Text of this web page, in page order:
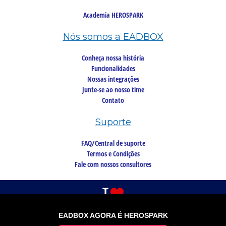
EADBOX AGORA É HEROSPARK
Academia HEROSPARK
Nós somos a EADBOX
Conheça nossa história
Funcionalidades
Nossas integrações
Junte-se ao nosso time
Contato
Suporte
FAQ/Central de suporte
Termos e Condições
Fale com nossos consultores
©2026 Copyright, todos os direitos reservados